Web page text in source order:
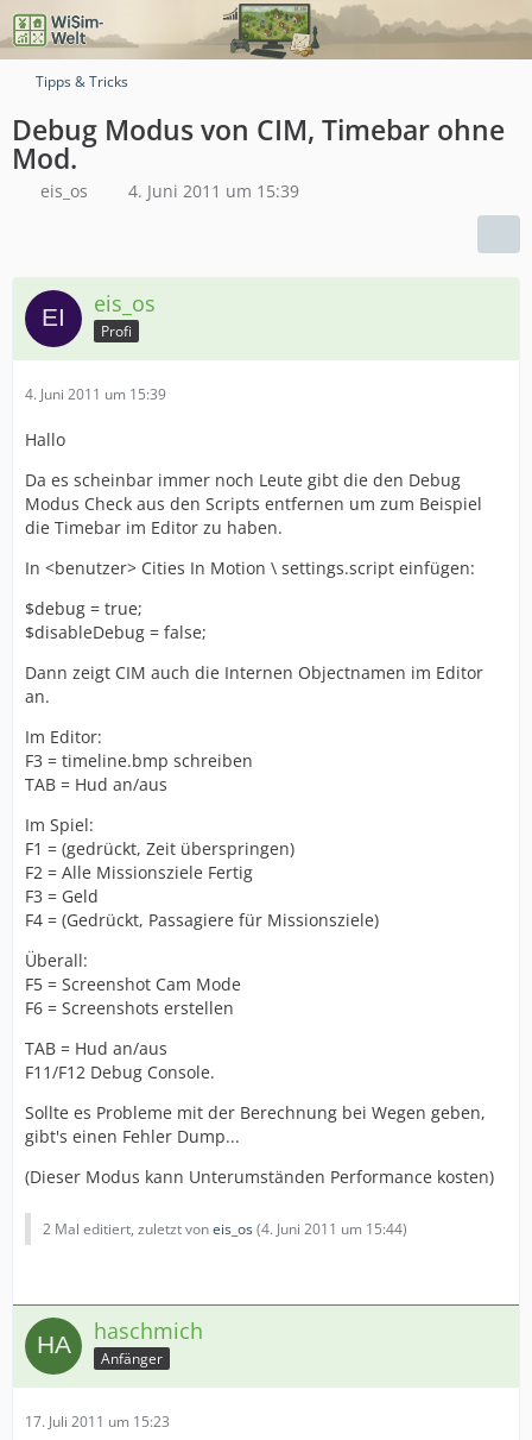
Tipps & Tricks
Debug Modus von CIM, Timebar ohne
Mod.
eis_os 4. Juni 2011 um 15:39
eis_os
Profi
4. Juni 2011 um 15:39
Hallo
Da es scheinbar immer noch Leute gibt die den Debug
Modus Check aus den Scripts entfernen um zum Beispiel
die Timebar im Editor zu haben.
In <benutzer> Cities In Motion \ settings.script einfügen:
$debug = true;
$disableDebug = false;
Dann zeigt CIM auch die Internen Objectnamen im Editor
an.
Im Editor:
F3 = timeline.bmp schreiben
TAB = Hud an/aus
Im Spiel:
F1 = (gedrückt, Zeit überspringen)
F2 = Alle Missionsziele Fertig
F3 = Geld
F4 = (Gedrückt, Passagiere für Missionsziele)
Überall:
F5 = Screenshot Cam Mode
F6 = Screenshots erstellen
TAB = Hud an/aus
F11/F12 Debug Console.
Sollte es Probleme mit der Berechnung bei Wegen geben,
gibt's einen Fehler Dump...
(Dieser Modus kann Unterumständen Performance kosten)
2 Mal editiert, zuletzt voneis_os(4. Juni 2011 um 15:44)
haschmich
Anfänger
17. Juli 2011 um 15:23